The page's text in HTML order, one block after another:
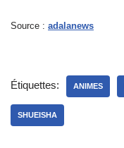
Source : adalanews
Étiquettes: ANIMES
SHUEISHA